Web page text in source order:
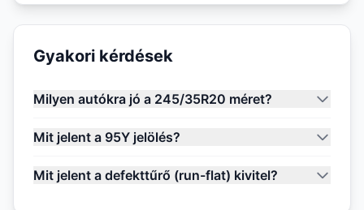
Gyakori kérdések
Milyen autókra jó a 245/35R20 méret?
Mit jelent a 95Y jelölés?
Mit jelent a defekttűrő (run-flat) kivitel?